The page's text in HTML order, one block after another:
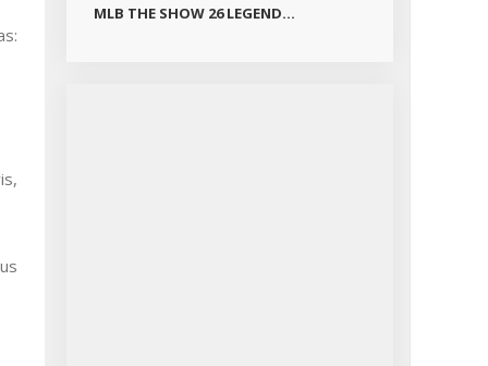
MLB THE SHOW 26 LEGEND...